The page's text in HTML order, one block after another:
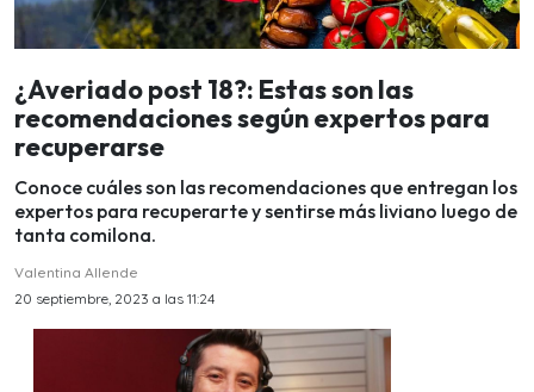
¿Averiado post 18?: Estas son las
recomendaciones según expertos para
recuperarse
Conoce cuáles son las recomendaciones que entregan los
expertos para recuperarte y sentirse más liviano luego de
tanta comilona.
Valentina Allende
20 septiembre, 2023 a las 11:24